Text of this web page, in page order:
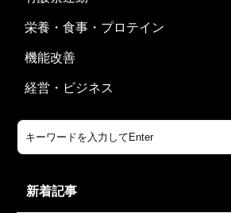
栄養・食事・プロテイン
機能改善
経営・ビジネス
新着記事